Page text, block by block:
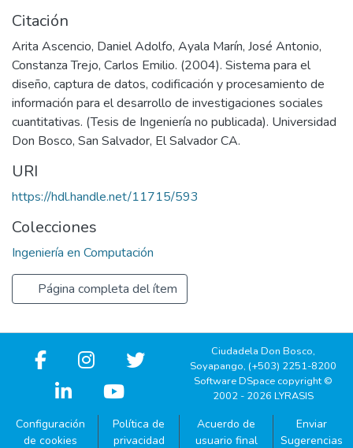
Citación
Arita Ascencio, Daniel Adolfo, Ayala Marín, José Antonio,
Constanza Trejo, Carlos Emilio. (2004). Sistema para el
diseño, captura de datos, codificación y procesamiento de
información para el desarrollo de investigaciones sociales
cuantitativas. (Tesis de Ingeniería no publicada). Universidad
Don Bosco, San Salvador, El Salvador CA.
URI
https://hdl.handle.net/11715/593
Colecciones
Ingeniería en Computación
Página completa del ítem
Ciudadela Don Bosco,
Soyapango, (+503) 2251-8200
Software DSpace copyright ©
2002 - 2026 LYRASIS
Configuración
de cookies
Política de
privacidad
Acuerdo de
usuario final
Enviar
Sugerencias